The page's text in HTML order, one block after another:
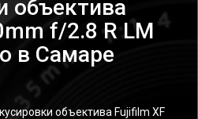
объектива
f/2.8 R LM
в Самаре
объектива Fujifilm XF